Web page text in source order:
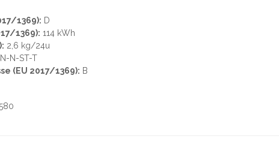
1369): D
1369): 114 kWh
2,6 kg/24u
N-ST-T
(EU 2017/1369): B